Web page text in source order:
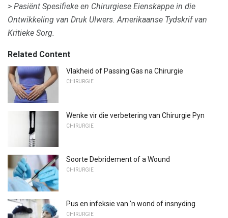
> Pasiënt Spesifieke en Chirurgiese Eienskappe in die
Ontwikkeling van Druk Ulwers. Amerikaanse Tydskrif van
Kritieke Sorg.
Related Content
Vlakheid of Passing Gas na Chirurgie
CHIRURGIE
Wenke vir die verbetering van Chirurgie Pyn
CHIRURGIE
Soorte Debridement of a Wound
CHIRURGIE
Pus en infeksie van 'n wond of insnyding
CHIRURGIE